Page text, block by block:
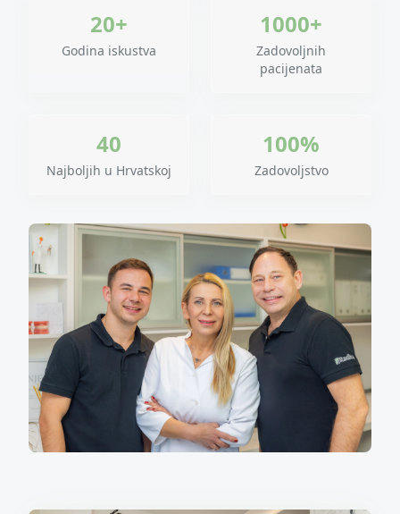
20+
Godina iskustva
1000+
Zadovoljnih
pacijenata
40
Najboljih u Hrvatskoj
100%
Zadovoljstvo